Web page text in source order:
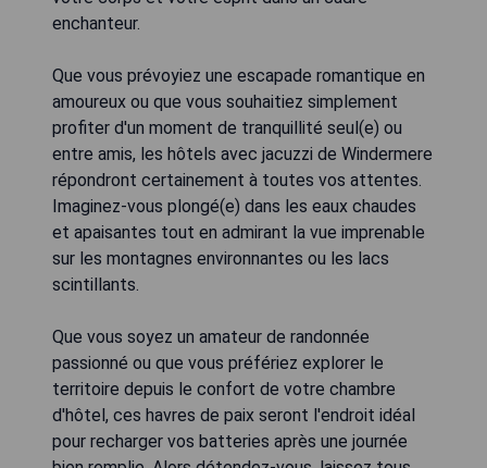
enchanteur.
Que vous prévoyiez une escapade romantique en
amoureux ou que vous souhaitiez simplement
profiter d'un moment de tranquillité seul(e) ou
entre amis, les hôtels avec jacuzzi de Windermere
répondront certainement à toutes vos attentes.
Imaginez-vous plongé(e) dans les eaux chaudes
et apaisantes tout en admirant la vue imprenable
sur les montagnes environnantes ou les lacs
scintillants.
Que vous soyez un amateur de randonnée
passionné ou que vous préfériez explorer le
territoire depuis le confort de votre chambre
d'hôtel, ces havres de paix seront l'endroit idéal
pour recharger vos batteries après une journée